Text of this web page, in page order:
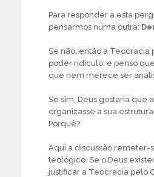
Para responder a esta
pensarmos numa outra:
Se não, então a Teocracia
poder ridículo, e penso
que nem merece ser
Se sim, Deus gostaria que
organizasse a sua
Porquê?
Aqui a discussão remeter-
teológico. Se o Deus
justificar a Teocracia pelo